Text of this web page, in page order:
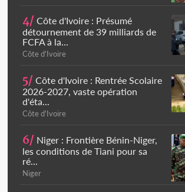
4/ Côte d'Ivoire : Présumé
détournement de 39 milliards de
FCFA à la...
Côte d'Ivoire
5/ Côte d'Ivoire : Rentrée Scolaire
2026-2027, vaste opération
d'éta...
Côte d'Ivoire
6/ Niger : Frontière Bénin-Niger,
les conditions de Tiani pour sa
ré...
Niger